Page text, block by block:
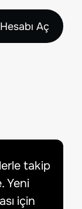
Aç
takip
Yeni
için